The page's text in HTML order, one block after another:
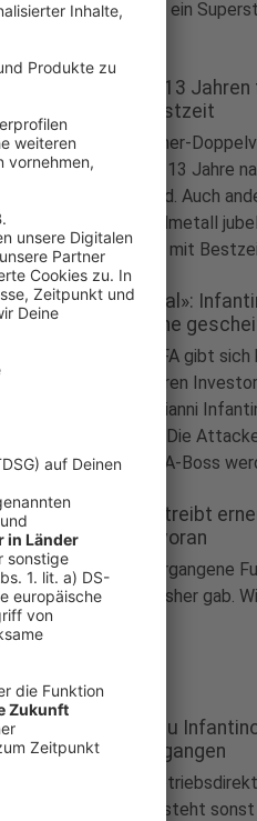
Kalifornien trifft ein
EM-Gold nach 13
Zeidler mit Bestzeit
Sport
Im Männer-
deutsche Team 13 Jahre
Triumph EM-Gold. Auch
dürfen über Edelmetall
überzeugt indes mit
«Schäbiger Deal»:
Investorenpläne
Die FIFA gibt
milliardenschweren
Verbandschef Gianni
weiter verfolgt. Die
angezählten FIFA-Boss
Berichte: FIFA treibt
Aufstockung voran
Fußball|
Die vergangene
größte, die es bisher gab.
noch größer?
FIFA-Direktor zu
Wurden hintergangen
Der
Weltverbandes steht